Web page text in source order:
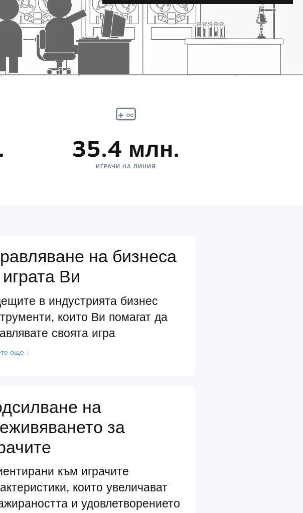
35.4 млн.
ИГРАЧИ НА ЛИНИЯ
на бизнеса
Ви
в индустрията бизнес
които Ви помагат да
своята игра
още ↓
на
за
към играчите
които увеличават
и удовлетворението